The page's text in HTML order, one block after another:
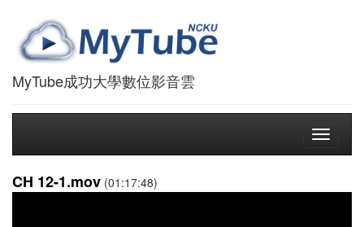
MyTube成功大學數位影音雲
Toggle
CH 12-1.mov (01:17:48)